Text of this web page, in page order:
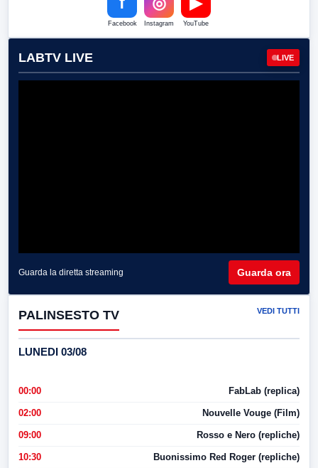
Facebook Instagram YouTube
LABTV LIVE LIVE
Guarda la diretta streaming Guarda ora
PALINSESTO TV VEDI TUTTI
LUNEDI 03/08
00:00 FabLab (replica)
02:00 Nouvelle Vouge (Film)
09:00 Rosso e Nero (repliche)
10:30 Buonissimo Red Roger (repliche)